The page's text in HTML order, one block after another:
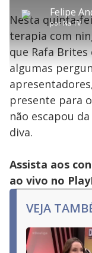
a
window.
modal
can
be
closed
by
the
key
or
activating
button.
Lamentamos, mas
por Na TV
Nesta quinta-
terapia com
que Rafa Brites
algumas
presente para
não escapou
diva.
Assista aos
ao vivo no
VEJA